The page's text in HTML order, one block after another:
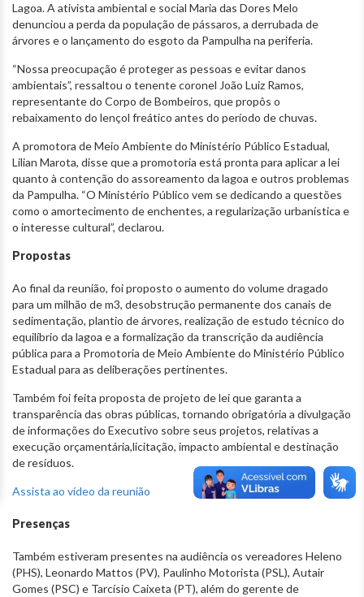
Lagoa. A ativista ambiental e social Maria das Dores Melo
denunciou a perda da população de pássaros, a derrubada de
árvores e o lançamento do esgoto da Pampulha na periferia.
“Nossa preocupação é proteger as pessoas e evitar danos
ambientais”, ressaltou o tenente coronel João Luiz Ramos,
representante do Corpo de Bombeiros, que propôs o
rebaixamento do lençol freático antes do período de chuvas.
A promotora de Meio Ambiente do Ministério Público Estadual,
Lilian Marota, disse que a promotoria está pronta para aplicar a lei
quanto à contenção do assoreamento da lagoa e outros problemas
da Pampulha. “O Ministério Público vem se dedicando a questões
como o amortecimento de enchentes, a regularização urbanística e
o interesse cultural”, declarou.
Propostas
Ao final da reunião, foi proposto o aumento do volume dragado
para um milhão de m3, desobstrução permanente dos canais de
sedimentação, plantio de árvores, realização de estudo técnico do
equilíbrio da lagoa e a formalização da transcrição da audiência
pública para a Promotoria de Meio Ambiente do Ministério Público
Estadual para as deliberações pertinentes.
Também foi feita proposta de projeto de lei que garanta a
transparência das obras públicas, tornando obrigatória a divulgação
de informações do Executivo sobre seus projetos, relativas a
execução orçamentária,licitação, impacto ambiental e destinação
de resíduos.
Assista ao vídeo da reunião
Presenças
Também estiveram presentes na audiência os vereadores Heleno
(PHS), Leonardo Mattos (PV), Paulinho Motorista (PSL), Autair
Gomes (PSC) e Tarcísio Caixeta (PT), além do gerente de